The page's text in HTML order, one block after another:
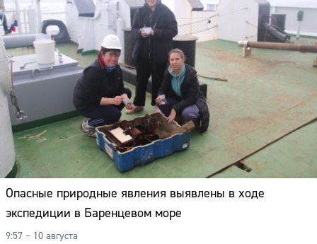
Опасные природные явления выявлены в ходе
экспедиции в Баренцевом море
9:57 – 10 августа